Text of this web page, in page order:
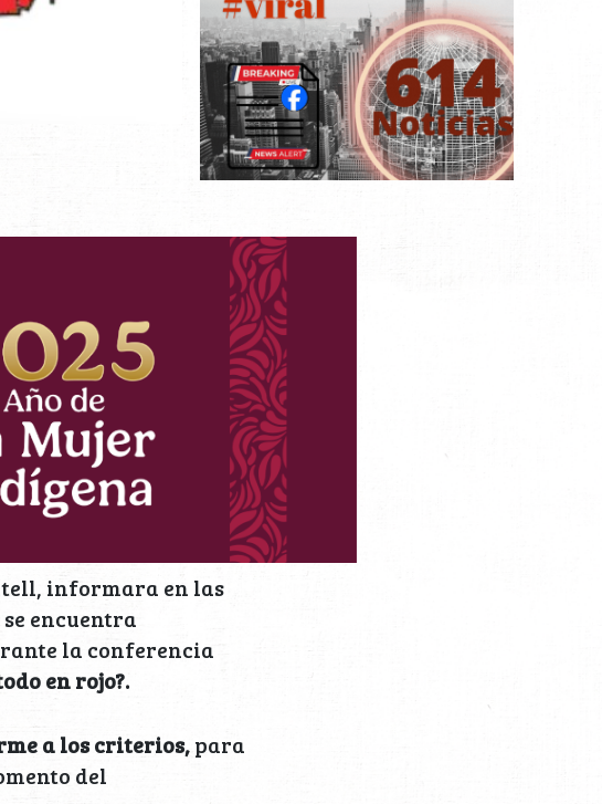
informara en las
encuentra
la conferencia
en rojo?.
a los criterios,para
del